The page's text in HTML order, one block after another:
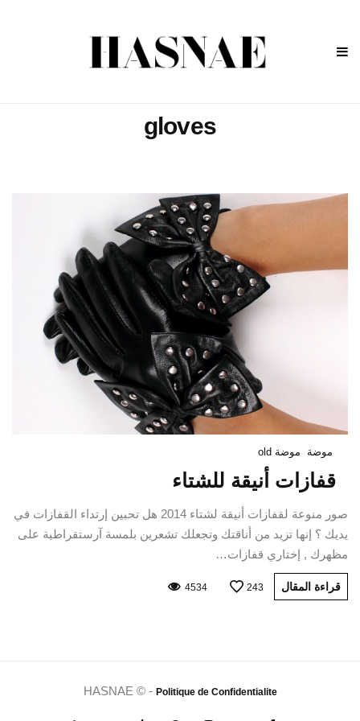
gloves
موضة موضة old
قفازات أنيقة للشتاء
صور منوعة لقفازات أنيقة لشتاء 2014 هل تحبين إرتداء القفازات في
يديك ؟ إنها تزيد من أناقتك وتجعلك تشعرين بلمسة آرستقراطية على
مظهرك , إختاري قفازات…
قراءة المقال 243
4534
HASNAE © - Politique de Confidentialite